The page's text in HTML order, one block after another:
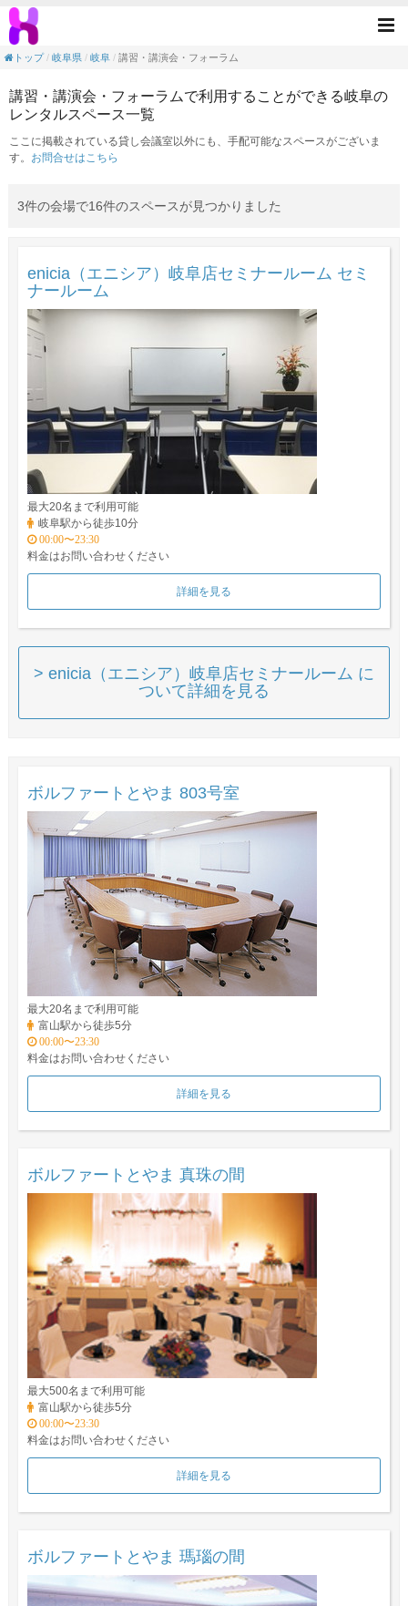
講習・講演会・フォーラムの目的で利用で
トップ
岐阜県 岐阜 講習・講演会・フォーラム
講習・講演会・フォーラムで利用することができる岐阜の
レンタルスペース一覧
ここに掲載されている貸し会議室以外にも、手配可能なスペースがございま
す。 お問合せはこちら
3件の会場で16件のスペースが見つかりました
enicia（エニシア）岐阜店セミナールーム セミ
ナールーム
最大20名まで利用可能
岐阜駅から徒歩10分
00:00〜23:30
料金はお問い合わせください
詳細を見る
> enicia（エニシア）岐阜店セミナールーム に
ついて詳細を見る
ボルファートとやま 803号室
最大20名まで利用可能
富山駅から徒歩5分
00:00〜23:30
料金はお問い合わせください
詳細を見る
ボルファートとやま 真珠の間
最大500名まで利用可能
富山駅から徒歩5分
00:00〜23:30
料金はお問い合わせください
詳細を見る
ボルファートとやま 瑪瑙の間